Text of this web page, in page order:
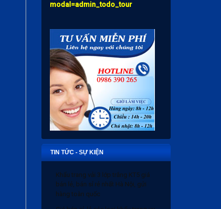
modal=admin_todo_tour
TIN TỨC - SỰ KIỆN
Khẩu trang vải 3 lớp trắng KT5 giá
bán lẻ, bán sỉ rẻ nhất Hà Nội, gửi
hàng toàn quốc
Giá bán sỉ, lẻ các loại khẩu trang uy